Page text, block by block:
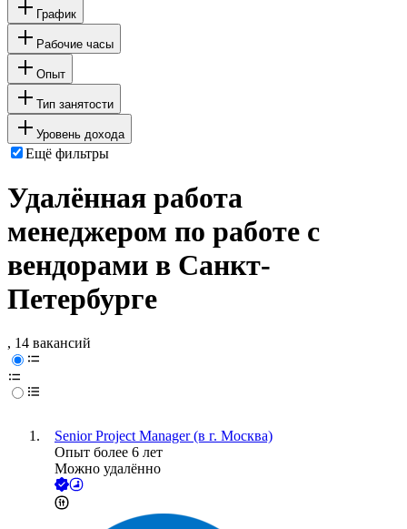
График
Рабочие часы
Опыт
Тип занятости
Уровень дохода
Ещё фильтры
Удалённая работа
менеджером по работе с
вендорами в Санкт-
Петербурге
, 14 вакансий
Senior Project Manager (в г. Москва)
Опыт более 6 лет
Можно удалённо